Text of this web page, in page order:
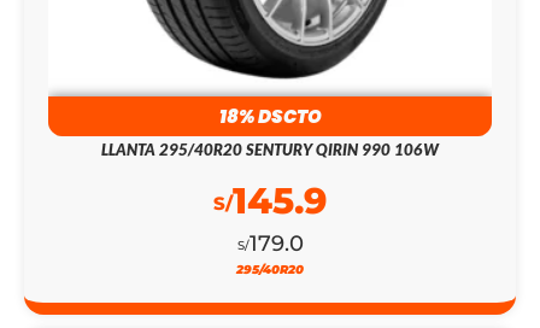
18% DSCTO
LLANTA 295/40R20 SENTURY QIRIN 990 106W
S/179.0
S/145.9
295/40R20